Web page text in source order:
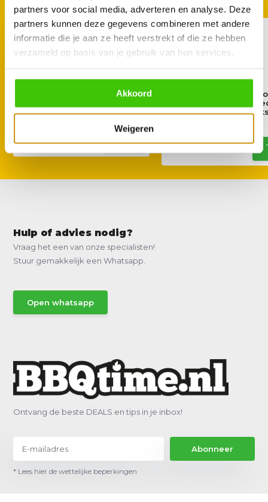
partners voor social media, adverteren en analyse. Deze
partners kunnen deze gegevens combineren met andere
informatie die je aan ze heeft verstrekt of die ze hebben
verzameld op basis van je gebruik van hun services.
Akkoord
Weigeren
Joe's BBQ kookplaat inzet
Joe's BBQ rubberen
voor 16" wielen, -
cm set van 2
Hulp of advies nodig?
Vraag het een van onze specialisten!
Stuur gemakkelijk een Whatsapp.
Open whatsapp
Ontvang de beste DEALS en tips in je inbox!
Abonneer
* Lees hier de wettelijke beperkingen